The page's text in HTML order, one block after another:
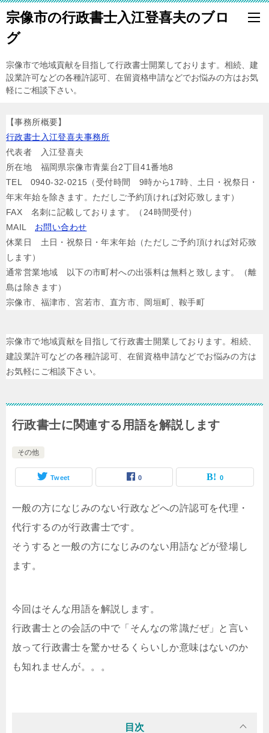
宗像市の行政書士入江登喜夫のブロ
グ
宗像市で地域貢献を目指して行政書士開業しております。相続、建
設業許可などの各種許認可、在留資格申請などでお悩みの方はお気
軽にご相談下さい。
【事務所概要】
行政書士入江登喜夫事務所
代表者 入江登喜夫
所在地 福岡県宗像市青葉台2丁目41番地8
TEL 0940-32-0215（受付時間 9時から17時、土日・祝祭日・
年末年始を除きます。ただしご予約頂ければ対応致します）
FAX 名刺に記載しております。（24時間受付）
MAIL お問い合わせ
休業日 土日・祝祭日・年末年始（ただしご予約頂ければ対応致
します）
通常営業地域 以下の市町村への出張料は無料と致します。（離
島は除きます）
宗像市、福津市、宮若市、直方市、岡垣町、鞍手町
宗像市で地域貢献を目指して行政書士開業しております。相続、
建設業許可などの各種許認可、在留資格申請などでお悩みの方は
お気軽にご相談下さい。
行政書士に関連する用語を解説します
その他
Tweet 0 0
一般の方になじみのない行政などへの許認可を代理・
代行するのが行政書士です。
そうすると一般の方になじみのない用語などが登場し
ます。
今回はそんな用語を解説します。
行政書士との会話の中で「そんなの常識だぜ」と言い
放って行政書士を驚かせるくらいしか意味はないのか
も知れませんが。。。
目次